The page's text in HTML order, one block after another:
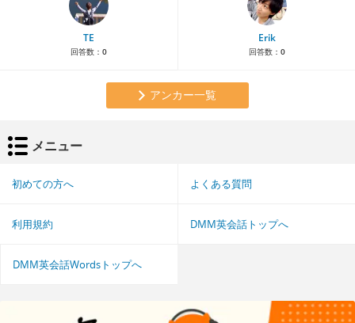
TE
回答数： 0
Erik
回答数： 0
アンカー一覧
メニュー
初めての方へ よくある質問
利用規約 DMM英会話トップへ
DMM英会話Wordsトップへ